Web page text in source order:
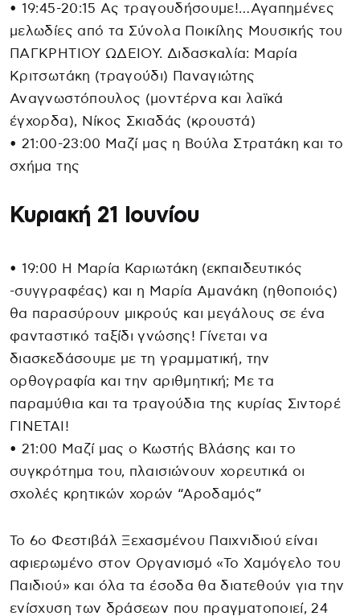
• 19:45-20:15 Ας τραγουδήσουμε!…Αγαπημένες
μελωδίες από τα Σύνολα Ποικίλης Μουσικής του
ΠΑΓΚΡΗΤΙΟΥ ΩΔΕΙΟΥ. Διδασκαλία: Μαρία
Κριτσωτάκη (τραγούδι) Παναγιώτης
Αναγνωστόπουλος (μοντέρνα και λαϊκά
έγχορδα), Νίκος Σκιαδάς (κρουστά)
• 21:00-23:00 Μαζί μας η Βούλα Στρατάκη και το
σχήμα της
Κυριακή 21 Ιουνίου
• 19:00 Η Μαρία Καριωτάκη (εκπαιδευτικός
-συγγραφέας) και η Μαρία Αμανάκη (ηθοποιός)
θα παρασύρουν μικρούς και μεγάλους σε ένα
φανταστικό ταξίδι γνώσης! Γίνεται να
διασκεδάσουμε με τη γραμματική, την
ορθογραφία και την αριθμητική; Με τα
παραμύθια και τα τραγούδια της κυρίας Σιντορέ
ΓΙΝΕΤΑΙ!
• 21:00 Μαζί μας ο Κωστής Βλάσης και το
συγκρότημα του, πλαισιώνουν χορευτικά οι
σχολές κρητικών χορών “Αροδαμός”
Το 6ο Φεστιβάλ Ξεχασμένου Παιχνιδιού είναι
αφιερωμένο στον Οργανισμό «Το Χαμόγελο του
Παιδιού» και όλα τα έσοδα θα διατεθούν για την
ενίσχυση των δράσεων που πραγματοποιεί, 24